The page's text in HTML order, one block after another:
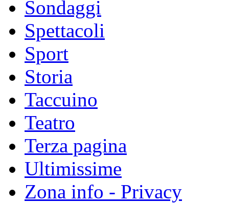
Sondaggi
Spettacoli
Sport
Storia
Taccuino
Teatro
Terza pagina
Ultimissime
Zona info - Privacy